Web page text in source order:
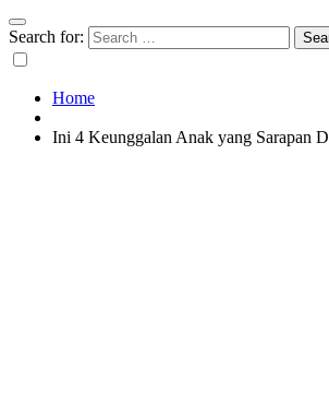
Search for:
Home
Ini 4 Keunggalan Anak yang Sarapan